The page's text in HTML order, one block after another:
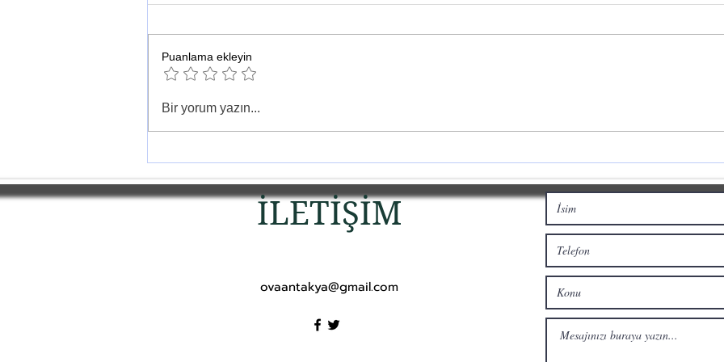
Antakya'nın Tandırı:
Birlikte Yaşam
gezegeni kurtarmak
Puanlama ekleyin
Bir yorum yazın...
İLETİŞİM
ovaantakya@gmail.com